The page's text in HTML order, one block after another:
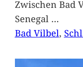
Zwischen Bad
Senegal …
Bad Vilbel,